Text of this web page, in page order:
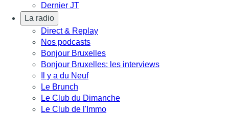
Dernier JT
La radio
Direct & Replay
Nos podcasts
Bonjour Bruxelles
Bonjour Bruxelles: les interviews
Il y a du Neuf
Le Brunch
Le Club du Dimanche
Le Club de l'Immo